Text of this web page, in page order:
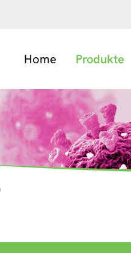
Home Produkte